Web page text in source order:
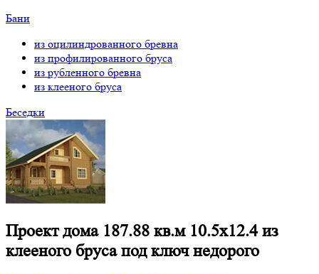
Бани
из оцилиндрованного бревна
из профилированного бруса
из рубленного бревна
из клееного бруса
Беседки
Проект дома 187.88 кв.м 10.5х12.4 из
клееного бруса под ключ недорого